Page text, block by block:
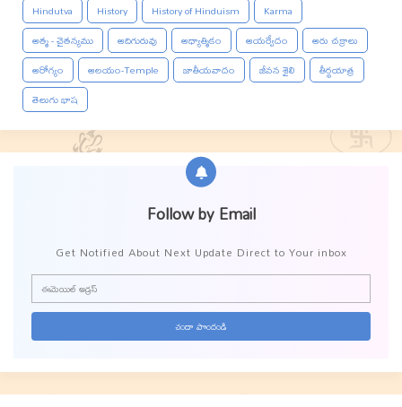
Hindutva
History History of Hinduism
Karma
ఆత్మ - చైతన్యము
ఆదిగురువు ఆధ్యాత్మికం ఆయర్వేదం
ఆరు చక్రాలు
ఆరోగ్యం
ఆలయం-Temple జాతీయవాదం జీవన శైలి
తీర్థయాత్ర
తెలుగు భాష
Follow by Email
Get Notified About Next Update Direct to Your inbox